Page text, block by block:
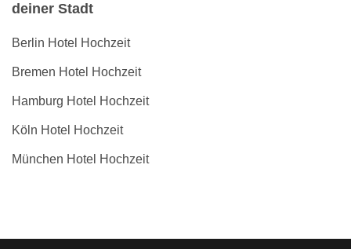
deiner Stadt
Berlin Hotel Hochzeit
Bremen Hotel Hochzeit
Hamburg Hotel Hochzeit
Köln Hotel Hochzeit
München Hotel Hochzeit